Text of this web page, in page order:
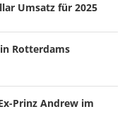
Umsatz für 2025
Rotterdams
Prinz Andrew im